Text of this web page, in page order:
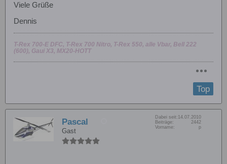
Viele Grüße
Dennis
T-Rex 700-E DFC, T-Rex 700 Nitro, T-Rex 550, alle Vbar, Bell 222
(600), Gaui X3, MX20-HOTT
Top
Pascal
Gast
Dabei seit: 14.07.2010
Beiträge:
2442
Vorname:
p